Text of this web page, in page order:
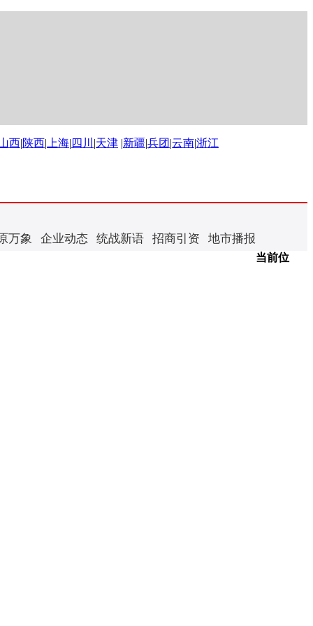
西|陕西| 上海| 四川 |天津 |新疆|兵团 |云南|浙江
万象 企业动态 统战新语 招商引资 地市播报
当前位